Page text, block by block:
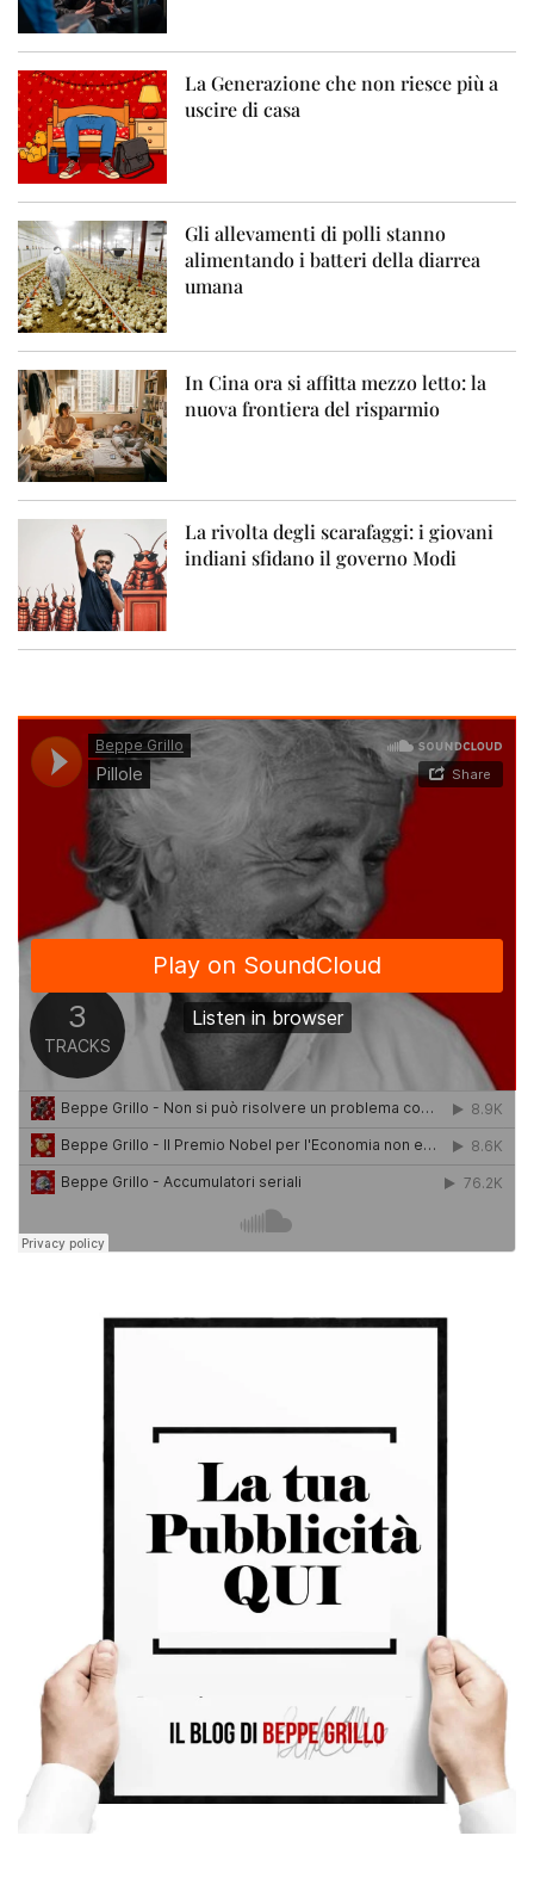
La Generazione che non riesce più a
uscire di casa
Gli allevamenti di polli stanno
alimentando i batteri della diarrea
umana
In Cina ora si affitta mezzo letto: la
nuova frontiera del risparmio
La rivolta degli scarafaggi: i giovani
indiani sfidano il governo Modi